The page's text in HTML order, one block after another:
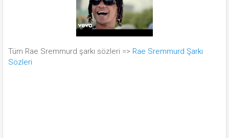
Tüm Rae Sremmurd şarkı sözleri => Rae Sremmurd Şarkı
Sözleri